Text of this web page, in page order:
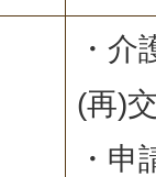
・
(再)
・